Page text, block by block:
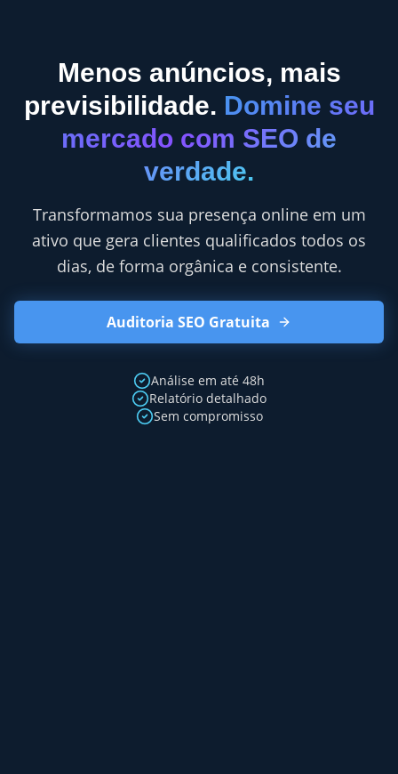
Menos anúncios, mais
previsibilidade. Domine seu
mercado com SEO de
verdade.
Transformamos sua presença online em um
ativo que gera clientes qualificados todos os
dias, de forma orgânica e consistente.
Auditoria SEO Gratuita
Análise em até 48h
Relatório detalhado
Sem compromisso